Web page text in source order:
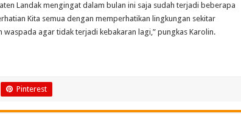
Landak mengingat dalam bulan ini saja sudah terjadi beberapa
Kita semua dengan memperhatikan lingkungan sekitar
agar tidak terjadi kebakaran lagi,” pungkas Karolin.
Pinterest